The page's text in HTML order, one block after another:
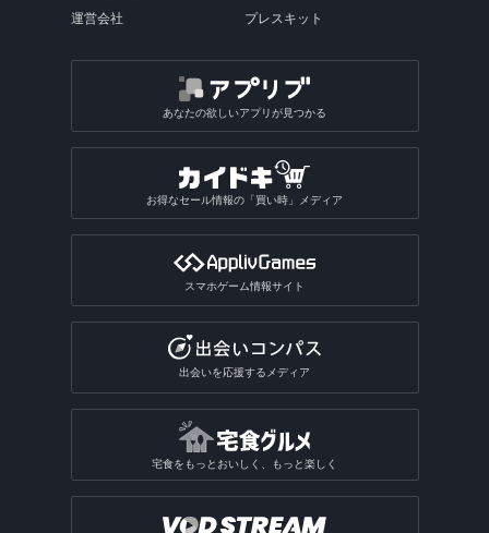
運営会社 プレスキット
あなたの欲しいアプリが見つかる
お得なセール情報の「買い時」メディア
スマホゲーム情報サイト
出会いを応援するメディア
宅食をもっとおいしく、もっと楽しく